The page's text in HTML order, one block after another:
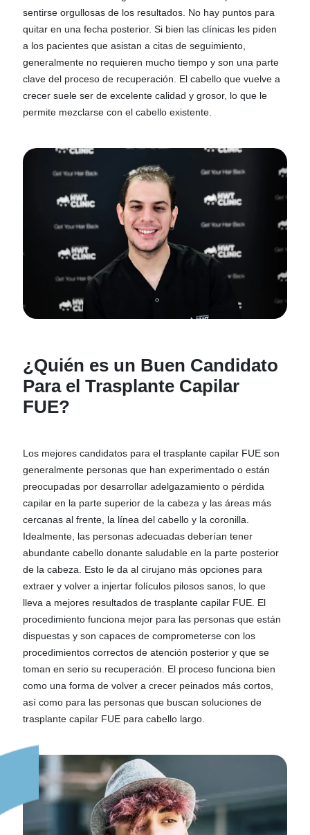
sentirse orgullosas de los resultados. No hay puntos para
quitar en una fecha posterior. Si bien las clínicas les piden
a los pacientes que asistan a citas de seguimiento,
generalmente no requieren mucho tiempo y son una parte
clave del proceso de recuperación. El cabello que vuelve a
crecer suele ser de excelente calidad y grosor, lo que le
permite mezclarse con el cabello existente.
¿Quién es un Buen Candidato
Para el Trasplante Capilar
FUE?
Los mejores candidatos para el trasplante capilar FUE son
generalmente personas que han experimentado o están
preocupadas por desarrollar adelgazamiento o pérdida
capilar en la parte superior de la cabeza y las áreas más
cercanas al frente, la línea del cabello y la coronilla.
Idealmente, las personas adecuadas deberían tener
abundante cabello donante saludable en la parte posterior
de la cabeza. Esto le da al cirujano más opciones para
extraer y volver a injertar folículos pilosos sanos, lo que
lleva a mejores resultados de trasplante capilar FUE. El
procedimiento funciona mejor para las personas que están
dispuestas y son capaces de comprometerse con los
procedimientos correctos de atención posterior y que se
toman en serio su recuperación. El proceso funciona bien
como una forma de volver a crecer peinados más cortos,
así como para las personas que buscan soluciones de
trasplante capilar FUE para cabello largo.